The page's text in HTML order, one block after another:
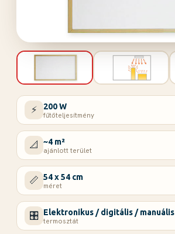
⚡ 200 W
fűtőteljesítmény
📐 ~4 m²
ajánlott terület
📏 54 x 54 cm
méret
🎛️ Elektronikus / digitális / manuális
termosztát